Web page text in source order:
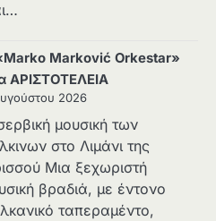
Marković Orkestar»
ΑΡΙΣΤΟΤΕΛΕΙΑ
2026
μουσική των
στο Λιμάνι της
Μια ξεχωριστή
βραδιά, με έντονο
ταπεραμέντο,